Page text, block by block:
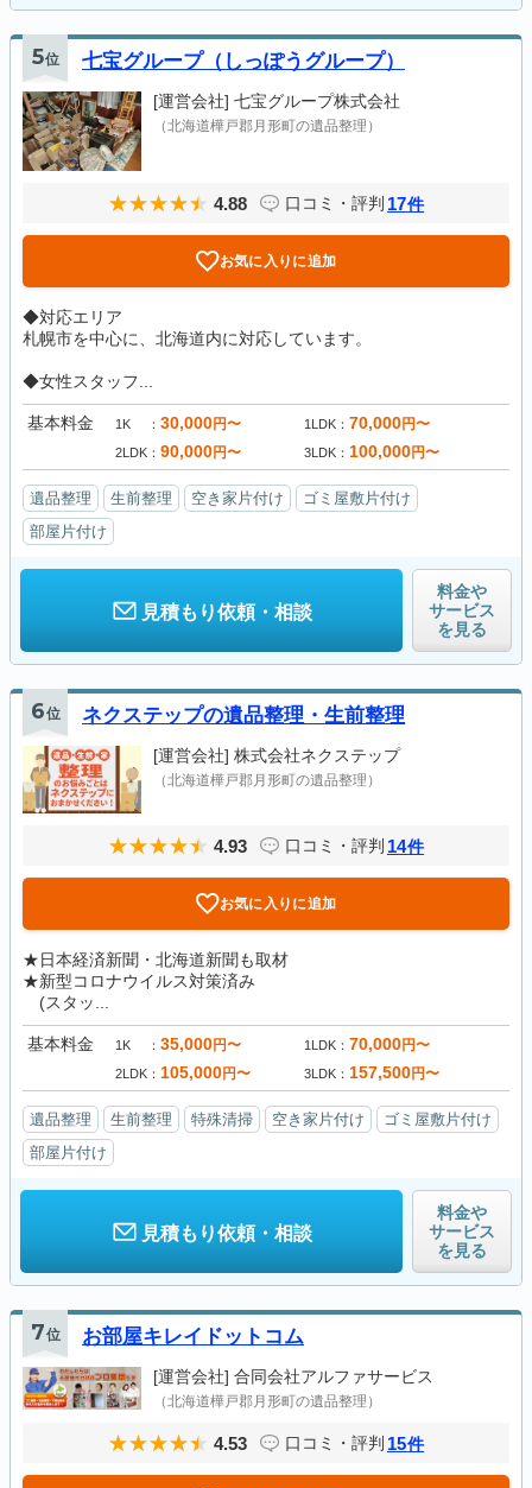
5位 七宝グループ（しっぽうグループ）
[運営会社] 七宝グループ株式会社
（北海道樺戸郡月形町の遺品整理）
4.88 口コミ・評判 17件
お気に入りに追加
◆対応エリア
札幌市を中心に、北海道内に対応しています。
◆女性スタッフ...
基本料金 1K 30,000円〜 1LDK 70,000円〜
2LDK 90,000円〜 3LDK 100,000円〜
遺品整理 生前整理 空き家片付け
ゴミ屋敷片付け
部屋片付け
見積もり依頼・相談
料金や
サービス
を見る
6位 ネクステップの遺品整理・生前整理
[運営会社] 株式会社ネクステップ
（北海道樺戸郡月形町の遺品整理）
4.93 口コミ・評判 14件
お気に入りに追加
★日本経済新聞・北海道新聞も取材
★新型コロナウイルス対策済み
(スタッ...
基本料金 1K 35,000円〜 1LDK 70,000円〜
2LDK 105,000円〜 3LDK 157,500円〜
遺品整理 生前整理 特殊清掃 空き家片付け
ゴミ屋敷片付け
部屋片付け
見積もり依頼・相談
料金や
サービス
を見る
7位 お部屋キレイドットコム
[運営会社] 合同会社アルファサービス
（北海道樺戸郡月形町の遺品整理）
4.53 口コミ・評判 15件